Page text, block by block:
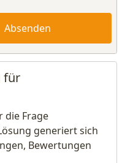
Absenden
für
die Frage
generiert sich
Bewertungen